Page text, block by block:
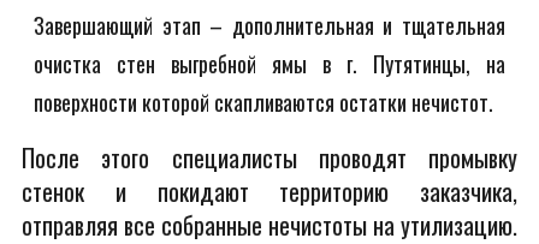
Завершающий этап – дополнительная и тщательная
очистка стен выгребной ямы в г. Путятинцы, на
поверхности которой скапливаются остатки нечистот.
После этого специалисты проводят промывку
стенок и покидают территорию заказчика,
отправляя все собранные нечистоты на утилизацию.